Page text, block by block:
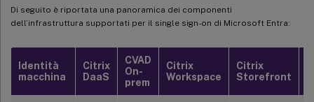
Di seguito è riportata una panoramica dei componenti
dell’infrastruttura supportati per il single sign-on di Microsoft Entra:
Identità
macchina
Citrix
DaaS
CVAD
On-
prem
Citrix
Workspace
Citrix
Storefront